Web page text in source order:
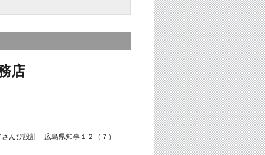
店
んび設計 広島県知事１２（７）